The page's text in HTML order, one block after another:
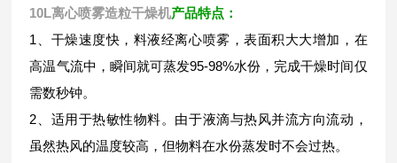
10L离心喷雾造粒干燥机产品特点：
1、干燥速度快，料液经离心喷雾，表面积大大增加，在
高温气流中，瞬间就可蒸发95-98%水份，完成干燥时间仅
需数秒钟。
2、适用于热敏性物料。由于液滴与热风并流方向流动，
虽然热风的温度较高，但物料在水份蒸发时不会过热。